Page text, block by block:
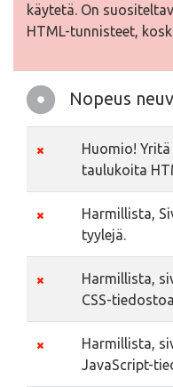
käytetä. On
HTML-tunnisteet,
Nopeus
Huomio!
taulukoita
Harmillista,
tyylejä.
Harmillista,
CSS-
Harmillista,
JavaScript-